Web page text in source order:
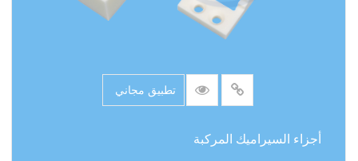
تطبيق مجاني
أجزاء السيراميك المركبة